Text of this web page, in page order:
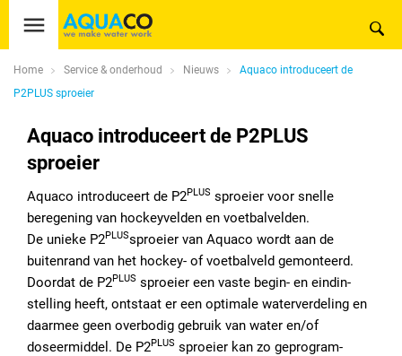
Home Service & onderhoud Nieuws
Aquaco introduceert de
P2PLUS sproeier
Aquaco introduceert de P2PLUS
sproeier
Aquaco introduceert de P2PLUS sproeier voor snelle
beregening van hockeyvelden en voetbalvelden.
De unieke P2PLUSsproeier van Aquaco wordt aan de
buitenrand van het hockey- of voetbalveld gemonteerd.
Doordat de P2PLUS sproeier een vaste begin- en eindin­
stelling heeft, ontstaat er een optimale waterverdeling en
daarmee geen overbodig gebruik van water en/of
doseermiddel. De P2PLUS sproeier kan zo geprogram­